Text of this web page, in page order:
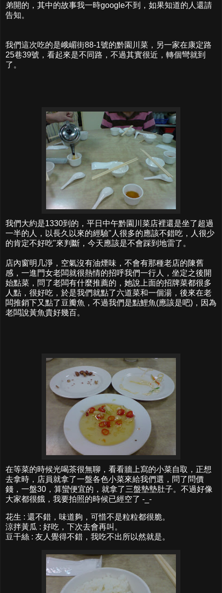
弟開的，其中的故事我一時google不到，如果知道的人還請
告知。
我們這次吃的是峨嵋街88-1號的黔園川菜，另一家在康定路
25巷39號，看起來是不同路，不過其實很近，轉個彎就到
了。
我們大約是1330到的，平日中午黔園川菜店裡還是坐了超過
一半的人，以長久以來的經驗"人很多的應該不錯吃，人很少
的肯定不好吃"來判斷，今天應該是不會踩到地雷了。
店內窗明几淨，空氣沒有油煙味，不會有那種老店的陳舊
感，一進門女老闆就很熱情的招呼我們一行人，坐定之後開
始點菜，問了老闆有什麼推薦的，她說上面的招牌菜都很多
人點，很好吃，於是我們就點了六道菜和一個湯，後來在老
闆推銷下又點了豆瓣魚，不過我們是點鯉魚(應該是吧)，因為
老闆說黃魚貴好幾百。
在等菜的時候光喝茶很無聊，看看牆上寫的小菜自取，正想
去拿時，店員就拿了一盤各色小菜來給我們選，問了問價
錢，一盤30，算蠻便宜的，就拿了三盤墊墊肚子。不過好像
大家都很餓，我要拍照的時候已經空了 -_-
花生 : 還不錯，味道夠，可惜不是粒粒都很脆。
涼拌黃瓜 : 好吃，下次去會再叫。
豆干絲 : 友人覺得不錯，我吃不出所以然就是。